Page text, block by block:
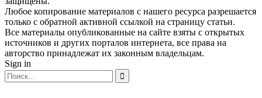
Любое копирование материалов с нашего ресурса разрешается
только с обратной активной ссылкой на страницу статьи.
Все материалы опубликованные на сайте взяты с открытых
источников и других порталов интернета, все права на
авторство принадлежат их законным владельцам.
Sign in